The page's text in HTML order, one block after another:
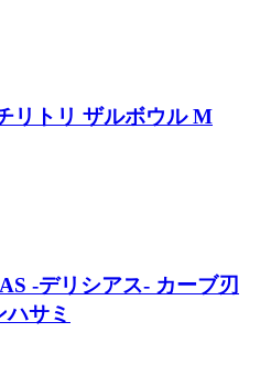
リトリ ザルボウル M
-デリシアス- カーブ刃
サミ